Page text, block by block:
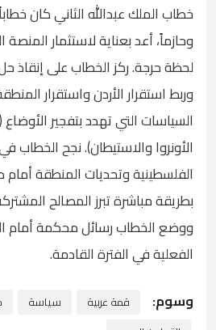
خطاب الملك عبدالله الثاني كان
وحازماً، أعد بعناية لاستثمار المنصة
لحظة حرجة. ركز الخطاب على إنقاذ حل
وربط استقرار الأردن واستقرار
السياسات التي تهدد بتفجير
الأونروا والاستيطان). نجح
الفلسطينية وتحديات المنطقة أمام
بطريقة مباشرة تبرز المصالح
ووضع الخطاب رسائل محكمة أمام
الفعلية في الفترة القادمة.
وسوم: قمة عربية سياسة